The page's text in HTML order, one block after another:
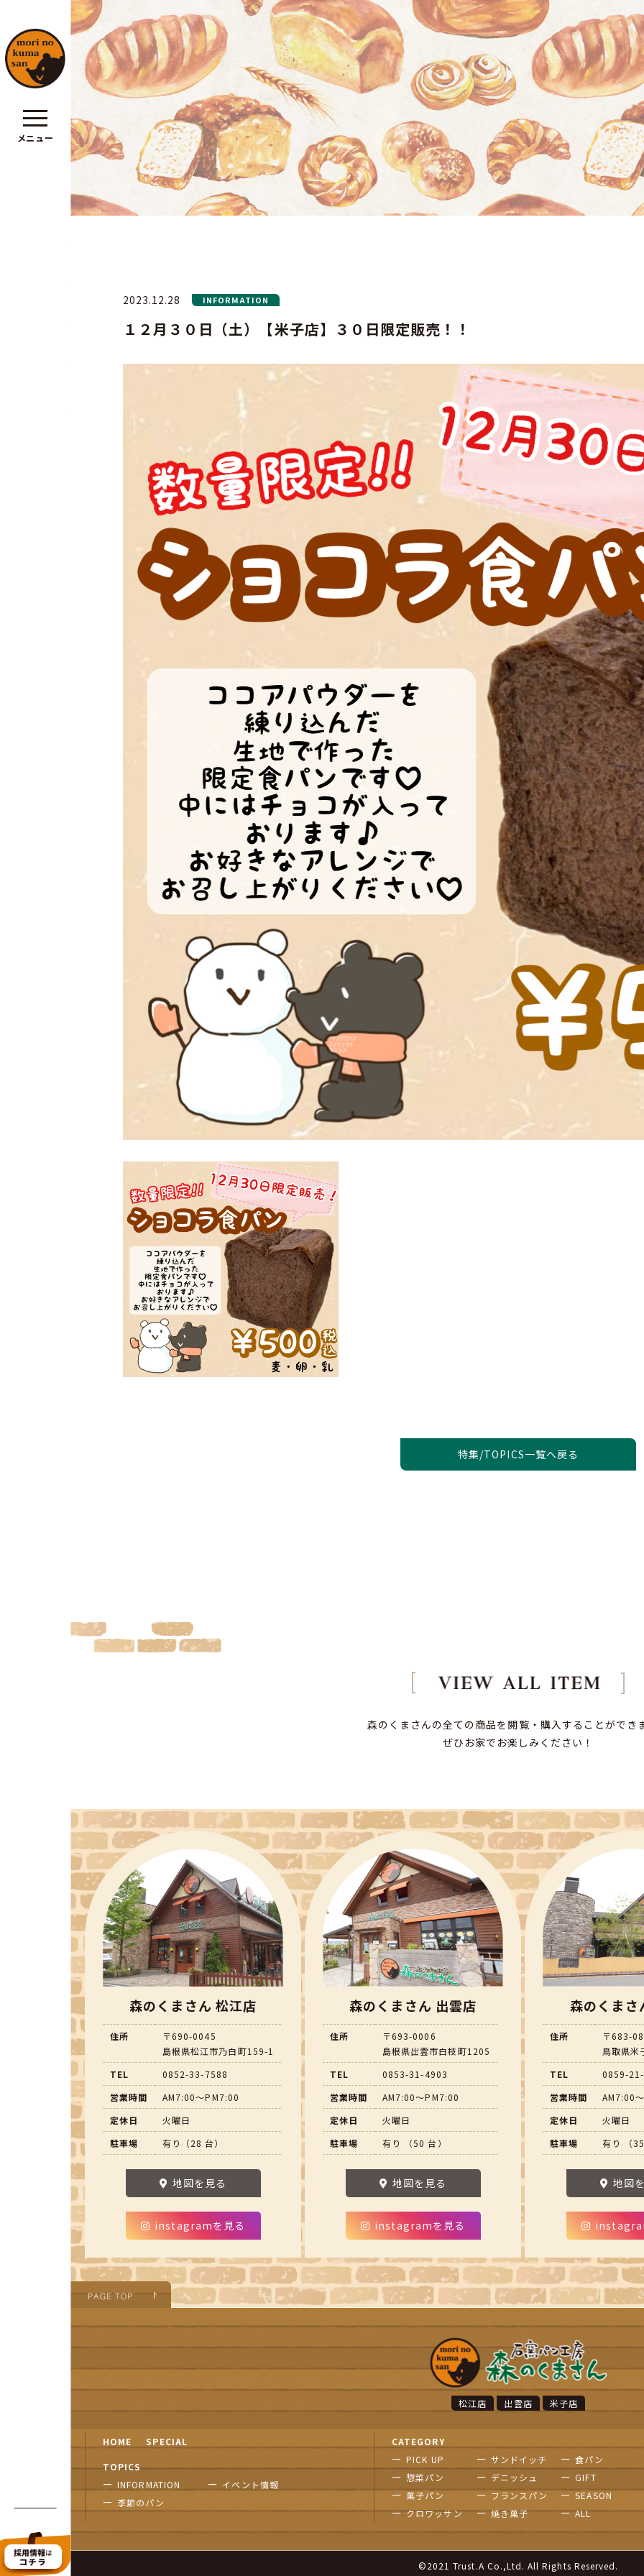
メニュー
2023.12.28 INFORMATION
１２月３０日（土）【米子店】３０日限定販売！！
特集/TOPICS一覧へ戻る
森のくまさんの全ての商品を閲覧・購入することができ
ぜひお家でお楽しみください！
森のくまさん 松江店
住所
〒690-0045
島根県松江市乃白町159-1
TEL
0852-33-7588
営業時間
AM7:00～PM7:00
定休日
火曜日
駐車場
有り（28 台）
地図を見る
instagramを見る
森のくまさん 出雲店
住所
〒693-0006
島根県出雲市白枝町1205
TEL
0853-31-4903
営業時間
AM7:00～PM7:00
定休日
火曜日
駐車場
有り （50 台）
地図を見る
instagramを見る
森のくまさ
住所
〒683-
鳥取県
TEL
0859-
営業時間
AM7:00
定休日
火曜日
駐車場
有り （
地図
松江店 出雲店 米子店
HOME SPECIAL
TOPICS
INFORMATION
イベント情報
季節のパン
CATEGORY
PICK UP
サンドイッチ
食パン
惣菜パン
デニッシュ
GIFT
菓子パン
フランスパン
SEASON
クロワッサン
焼き菓子 ALL
©2021 Trust.A Co.,Ltd. All Rights Reserved.